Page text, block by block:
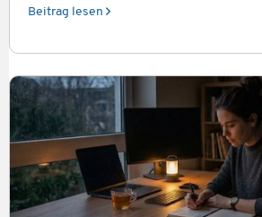
Beitrag lesen